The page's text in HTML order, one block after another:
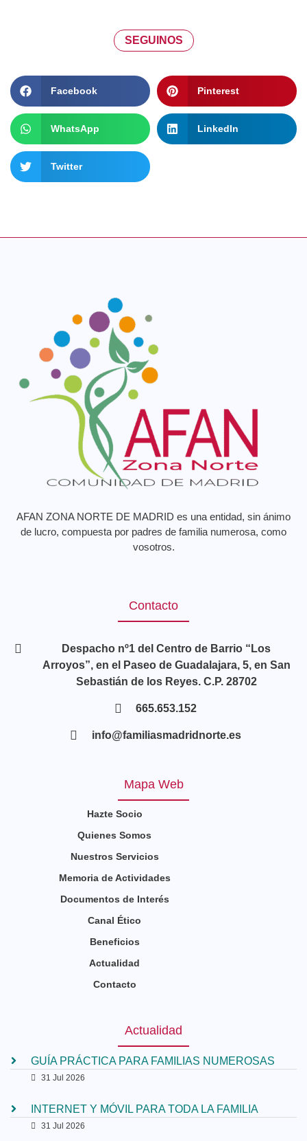
SEGUINOS
Facebook Pinterest
WhatsApp LinkedIn
Twitter
AFAN ZONA NORTE DE MADRID es una entidad, sin ánimo
de lucro, compuesta por padres de familia numerosa, como
vosotros.
Contacto
Despacho nº1 del Centro de Barrio “Los
Arroyos”, en el Paseo de Guadalajara, 5, en San
Sebastián de los Reyes. C.P. 28702
665.653.152
info@familiasmadridnorte.es
Mapa Web
Hazte Socio
Quienes Somos
Nuestros Servicios
Memoria de Actividades
Documentos de Interés
Canal Ético
Beneficios
Actualidad
Contacto
Actualidad
GUÍA PRÁCTICA PARA FAMILIAS NUMEROSAS
31 Jul 2026
INTERNET Y MÓVIL PARA TODA LA FAMILIA
31 Jul 2026